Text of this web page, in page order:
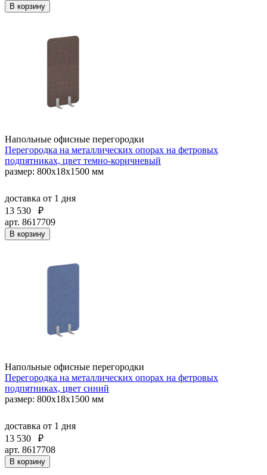
В корзину
Напольные офисные перегородки
Перегородка на металлических опорах на фетровых
подпятниках, цвет темно-коричневый
размер: 800x18x1500 мм
доставка от 1 дня
13 530
₽
арт. 8617709
В корзину
Напольные офисные перегородки
Перегородка на металлических опорах на фетровых
подпятниках, цвет синий
размер: 800x18x1500 мм
доставка от 1 дня
13 530
₽
арт. 8617708
В корзину